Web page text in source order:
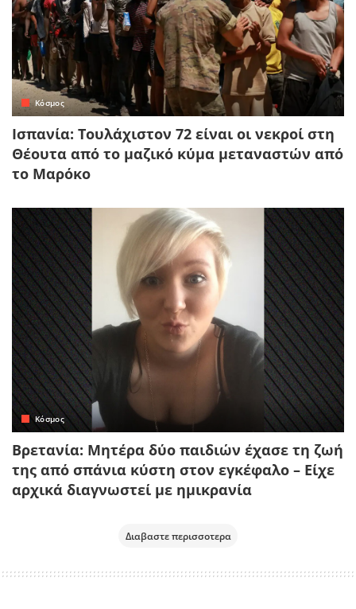
Κόσμος
Ισπανία: Τουλάχιστον 72 είναι οι νεκροί στη
Θέουτα από το μαζικό κύμα μεταναστών από
το Μαρόκο
Κόσμος
Βρετανία: Μητέρα δύο παιδιών έχασε τη ζωή
της από σπάνια κύστη στον εγκέφαλο – Είχε
αρχικά διαγνωστεί με ημικρανία
Διαβαστε περισσοτερα